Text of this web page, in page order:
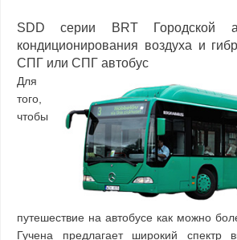
SDD серии BRT Городской
кондиционирования воздуха и
СПГ или СПГ автобус
Для
того,
чтобы
путешествие на автобусе как можно
Гучена предлагает широкий спектр